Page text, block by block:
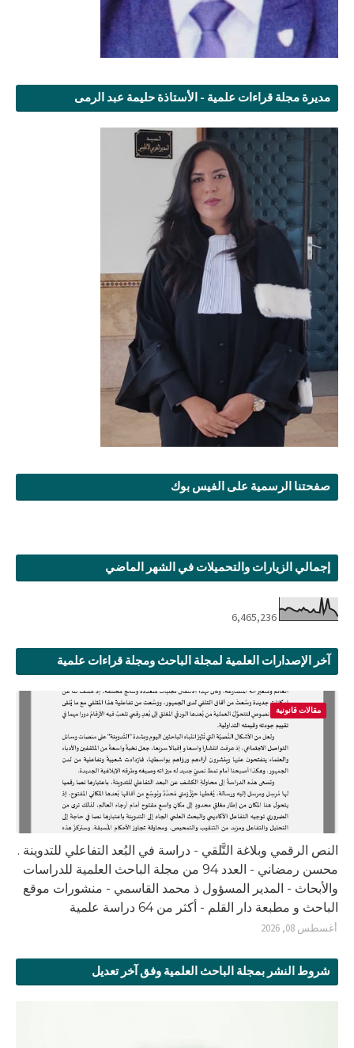
مديرة مجلة قراءات علمية - الأستاذة حليمة عبد الرمى
صفحتنا الرسمية على الفيس بوك
إجمالي الزيارات والتحميلات في الشهر الماضي
6,465,236
آخر الإصدارات العلمية لمجلة الباحث ومجلة قراءات علمية
مقالات قانونية
النص الرقمي وبلاغة التَّلقي - دراسة في البُعد التفاعلي للتدوينة .
محسن رمضاني - العدد 94 من مجلة الباحث العلمية للدراسات
والأبحاث - المدير المسؤول ذ محمد القاسمي - منشورات موقع
الباحث و مطبعة دار القلم - أكثر من 64 دراسة علمية
أغسطس 08, 2026
شروط النشر بمجلة الباحث العلمية وفق آخر تعديل